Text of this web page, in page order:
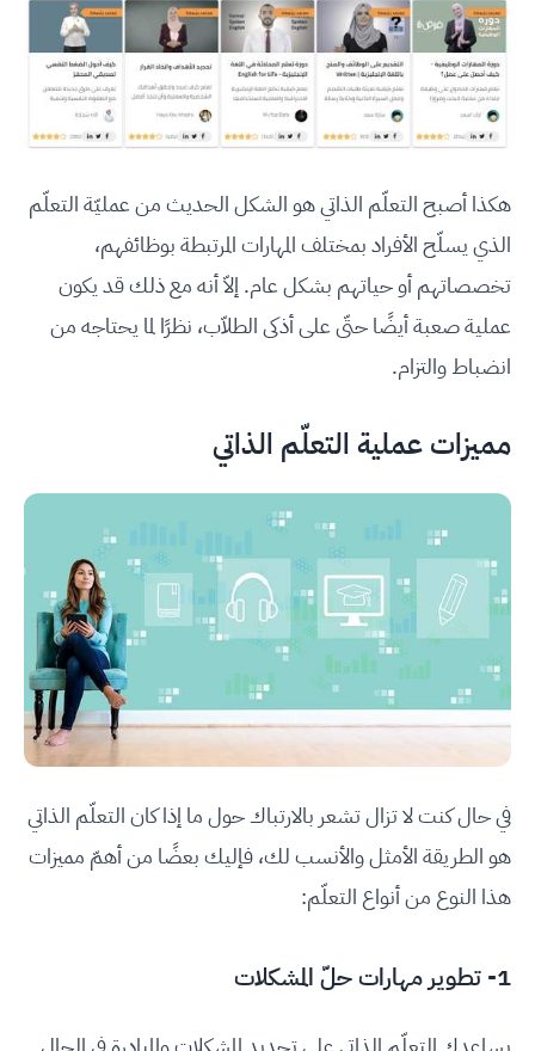
هكذا أصبح التعلّم الذاتي هو الشكل الحديث من عمليّة التعلّم
الذي يسلّح الأفراد بمختلف المهارات المرتبطة بوظائفهم،
تخصصاتهم أو حياتهم بشكل عام. إلاّ أنه مع ذلك قد يكون
عملية صعبة أيضًا حتّى على أذكى الطلاّب، نظرًا لما يحتاجه من
انضباط والتزام.
مميزات عملية التعلّم الذاتي
في حال كنت لا تزال تشعر بالارتباك حول ما إذا كان التعلّم الذاتي
هو الطريقة الأمثل والأنسب لك، فإليك بعضًا من أهمّ مميزات
هذا النوع من أنواع التعلّم:
1- تطوير مهارات حلّ المشكلات